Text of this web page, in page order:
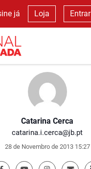
já Loja Entrar
Catarina Cerca
catarina.i.cerca@jb.pt
28 de Novembro de 2013 15:27